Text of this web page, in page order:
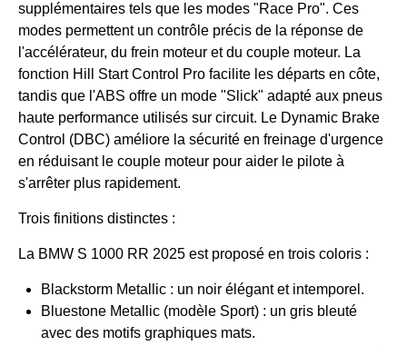
supplémentaires tels que les modes "Race Pro". Ces
modes permettent un contrôle précis de la réponse de
l'accélérateur, du frein moteur et du couple moteur. La
fonction Hill Start Control Pro facilite les départs en côte,
tandis que l'ABS offre un mode "Slick" adapté aux pneus
haute performance utilisés sur circuit. Le Dynamic Brake
Control (DBC) améliore la sécurité en freinage d'urgence
en réduisant le couple moteur pour aider le pilote à
s'arrêter plus rapidement.
Trois finitions distinctes :
La BMW S 1000 RR 2025 est proposé en trois coloris :​
Blackstorm Metallic : un noir élégant et intemporel.​
Bluestone Metallic (modèle Sport) : un gris bleuté
avec des motifs graphiques mats.​